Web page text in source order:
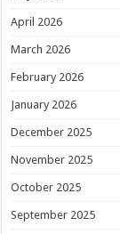
April 2026
March 2026
February 2026
January 2026
December 2025
November 2025
October 2025
September 2025